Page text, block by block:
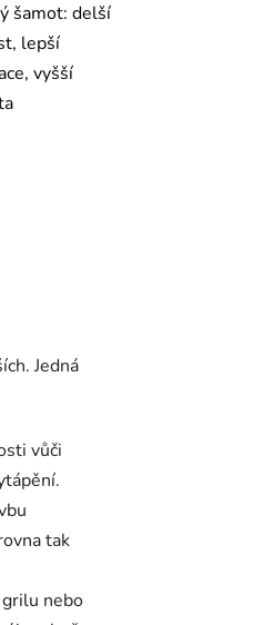
šamot: delší
lepší
vyšší
Jedná
vůči
tak
nebo